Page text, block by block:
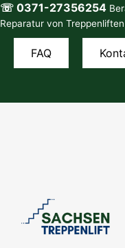
Zum
Inhalt
springen
☏ 0371-27356254
Reparatur von
FAQ